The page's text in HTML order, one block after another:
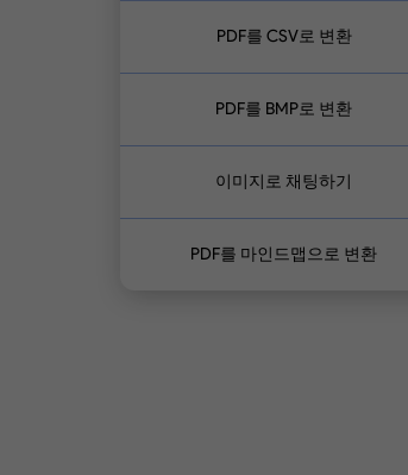
PDF를 CSV로 변환
PDF를 BMP로 변환
이미지로 채팅하기
PDF를 마인드맵으로 변환